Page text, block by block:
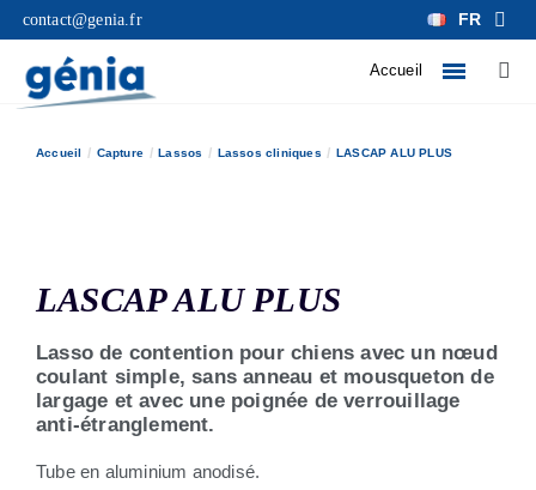
contact@genia.fr FR
Accueil
Accueil Capture Lassos Lassos cliniques LASCAP ALU PLUS
LASCAP ALU PLUS
Lasso de contention pour chiens avec un nœud
coulant simple, sans anneau et mousqueton de
largage et avec une poignée de verrouillage
anti-étranglement.
Tube en aluminium anodisé.